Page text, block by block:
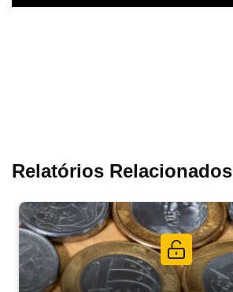
Relatórios Relacionados